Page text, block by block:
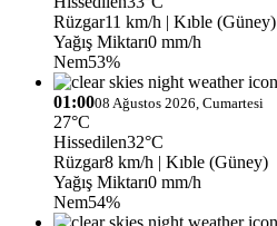
Rüzgar11 km/h | Kıble (Güney)
Yağış Miktarı0 mm/h
Nem53%
01:0008 Ağustos 2026, Cumartesi
27°C
Hissedilen32°C
Rüzgar8 km/h | Kıble (Güney)
Yağış Miktarı0 mm/h
Nem54%